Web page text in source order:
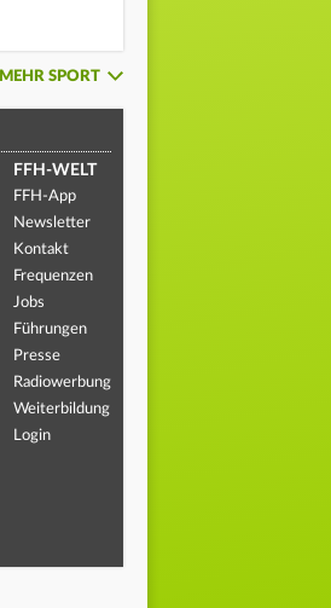
MEHR SPORT
FFH-WELT
FFH-App
Newsletter
Kontakt
Frequenzen
Jobs
Führungen
Presse
Radiowerbung
Weiterbildung
Login